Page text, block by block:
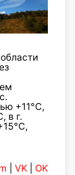
+11°С,
в г.
VK OK